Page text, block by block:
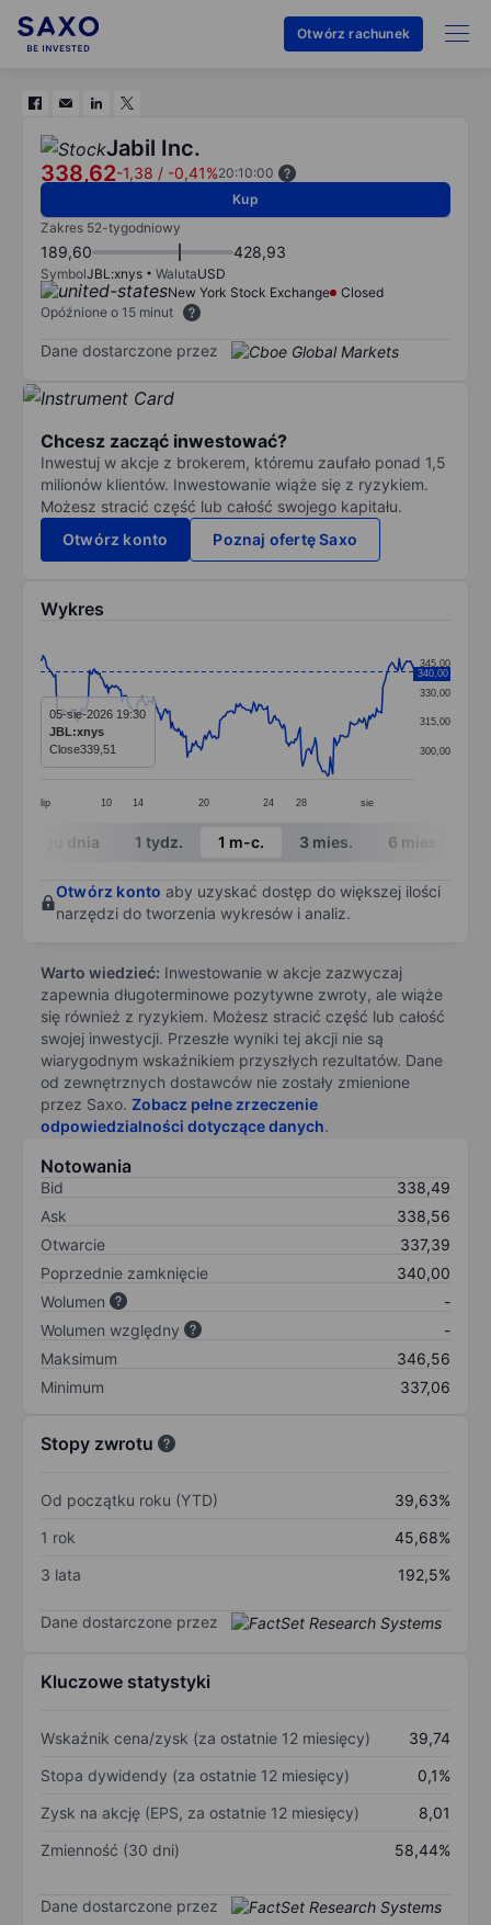
Otwórz rachunek
Jabil Inc.
338,62-1,38 / -0,41%20:10:00
Kup
Zakres 52-tygodniowy
189,60 428,93
SymbolJBL:xnys WalutaUSD
New York Stock Exchange
Closed
Opóźnione o 15 minut
Dane dostarczone przez
Chcesz zacząć inwestować?
Inwestuj w akcje z brokerem, któremu zaufało ponad 1,5
milionów klientów. Inwestowanie wiąże się z ryzykiem.
Możesz stracić część lub całość swojego kapitału.
Otwórz konto
Poznaj ofertę Saxo
Wykres
Line chart with 299 data points.
The chart has 1 X axis displaying categories.
The chart has 1 Y axis displaying values. Data
lip 10 14 20 24 28 sie
300,00
315,00
330,00
345,00
340,00
05-sie-2026 19:30
JBL:xnys
Close339,51
End of interactive chart.
W ciągu dnia 1 tydz. 1 m-c. 3 mies. 6 mies.
Otwórz konto aby uzyskać dostęp do większej ilości
narzędzi do tworzenia wykresów i analiz.
Warto wiedzieć: Inwestowanie w akcje zazwyczaj
zapewnia długoterminowe pozytywne zwroty, ale wiąże
się również z ryzykiem. Możesz stracić część lub całość
swojej inwestycji. Przeszłe wyniki tej akcji nie są
wiarygodnym wskaźnikiem przyszłych rezultatów. Dane
od zewnętrznych dostawców nie zostały zmienione
przez Saxo. Zobacz pełne zrzeczenie
odpowiedzialności dotyczące danych.
Notowania
Bid
338,49
Ask
338,56
Otwarcie
337,39
Poprzednie zamknięcie
340,00
Wolumen
-
Wolumen względny
-
Maksimum
346,56
Minimum
337,06
Stopy zwrotu
Od początku roku (YTD)
39,63%
1 rok
45,68%
3 lata
192,5%
Dane dostarczone przez
Kluczowe statystyki
Wskaźnik cena/zysk (za ostatnie 12 miesięcy)
39,74
Stopa dywidendy (za ostatnie 12 miesięcy)
0,1%
Zysk na akcję (EPS, za ostatnie 12 miesięcy)
8,01
Zmienność (30 dni)
58,44%
Dane dostarczone przez